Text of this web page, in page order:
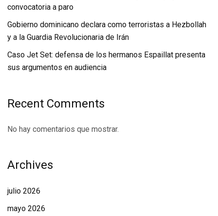
convocatoria a paro
Gobierno dominicano declara como terroristas a Hezbollah
y a la Guardia Revolucionaria de Irán
Caso Jet Set: defensa de los hermanos Espaillat presenta
sus argumentos en audiencia
Recent Comments
No hay comentarios que mostrar.
Archives
julio 2026
mayo 2026